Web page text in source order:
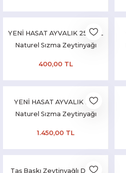
YENİ HASAT AYVALIK 250 ML
Naturel Sızma Zeytinyağı
400,00 TL
YENİ HASAT AYVALIK 2LT
Naturel Sızma Zeytinyağı
1.450,00 TL
Taş Baskı Zeytinyağlı Defne